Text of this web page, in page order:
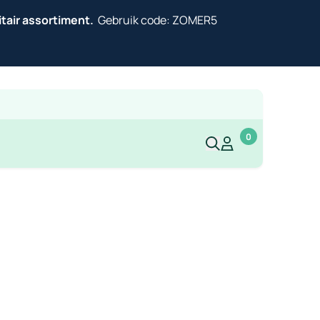
assortiment. Gebruik code: ZOMER5
Mijn account
Mijn account
0